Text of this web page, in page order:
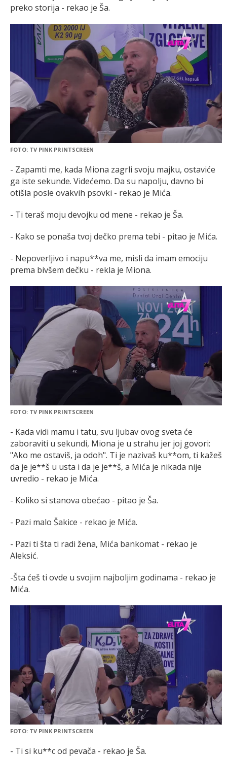
preko storija - rekao je Ša.
FOTO: TV PINK PRINTSCREEN
- Zapamti me, kada Miona zagrli svoju majku, ostaviće
ga iste sekunde. Videćemo. Da su napolju, davno bi
otišla posle ovakvih psovki - rekao je Mića.
- Ti teraš moju devojku od mene - rekao je Ša.
- Kako se ponaša tvoj dečko prema tebi - pitao je Mića.
- Nepoverljivo i napu**va me, misli da imam emociju
prema bivšem dečku - rekla je Miona.
FOTO: TV PINK PRINTSCREEN
- Kada vidi mamu i tatu, svu ljubav ovog sveta će
zaboraviti u sekundi, Miona je u strahu jer joj govori:
"Ako me ostaviš, ja odoh". Ti je nazivaš ku**om, ti kažeš
da je je**š u usta i da je je**š, a Mića je nikada nije
uvredio - rekao je Mića.
- Koliko si stanova obećao - pitao je Ša.
- Pazi malo Šakice - rekao je Mića.
- Pazi ti šta ti radi žena, Mića bankomat - rekao je
Aleksić.
-Šta ćeš ti ovde u svojim najboljim godinama - rekao je
Mića.
FOTO: TV PINK PRINTSCREEN
- Ti si ku**c od pevača - rekao je Ša.